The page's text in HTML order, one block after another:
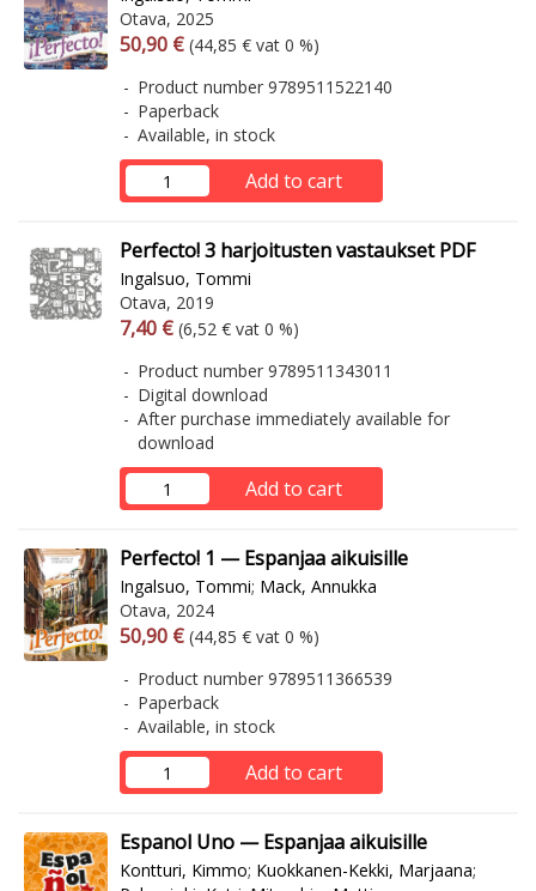
Otava, 2025
Arvonlisäverollinen hinta
50,90 € Excl. vat
(44,85 € vat 0 %)
Product number 9789511522140
Paperback
Available, in stock
Add to cart
Perfecto! 3 harjoitusten vastaukset PDF
Ingalsuo, Tommi
Otava, 2019
Arvonlisäverollinen hinta
7,40 € Excl. vat
(6,52 € vat 0 %)
Product number 9789511343011
Digital download
After purchase immediately available for
download
Add to cart
Perfecto! 1 — Espanjaa aikuisille
Ingalsuo, Tommi; Mack, Annukka
Otava, 2024
Arvonlisäverollinen hinta
50,90 € Excl. vat
(44,85 € vat 0 %)
Product number 9789511366539
Paperback
Available, in stock
Add to cart
Espanol Uno — Espanjaa aikuisille
Kontturi, Kimmo; Kuokkanen-Kekki, Marjaana;